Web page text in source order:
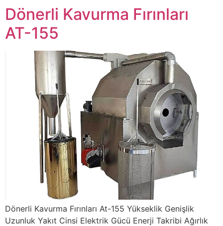
Dönerli Kavurma Fırınları
AT-155
Dönerli Kavurma Fırınları At-155 Yükseklik Genişlik
Uzunluk Yakıt Cinsi Elektrik Gücü Enerji Takribi Ağırlık